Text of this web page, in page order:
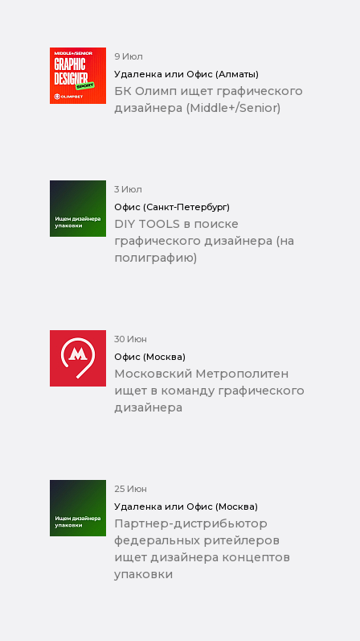
9 Июл
Удаленка или Офис (Алматы)
БК Олимп ищет графического
дизайнера (Middle+/Senior)
3 Июл
Офис (Санкт-Петербург)
DIY TOOLS в поиске
графического дизайнера (на
полиграфию)
30 Июн
Офис (Москва)
Московский Метрополитен
ищет в команду графического
дизайнера
25 Июн
Удаленка или Офис (Москва)
Партнер-дистрибьютор
федеральных ритейлеров
ищет дизайнера концептов
упаковки